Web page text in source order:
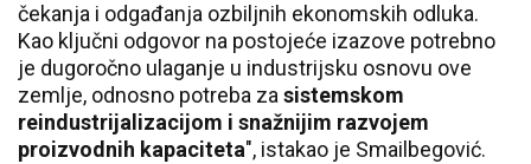
čekanja i odgađanja ozbiljnih ekonomskih odluka.
Kao ključni odgovor na postojeće izazove potrebno
je dugoročno ulaganje u industrijsku osnovu ove
zemlje, odnosno potreba za sistemskom
reindustrijalizacijom i snažnijim razvojem
proizvodnih kapaciteta", istakao je Smailbegović.